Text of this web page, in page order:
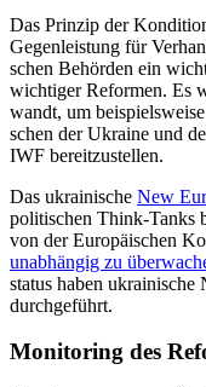
Das Prinzip der
Gegen­leis­tung für
schen Behör­den ein
wich­ti­ger Refor­men. Es
wandt, um
schen der Ukraine und
IWF bereitzustellen.
Das ukrai­ni­sche New
poli­ti­schen Think-Tanks
von der Euro­päi­schen
unab­hän­gig zu
sta­tus haben ukrai­ni­sche
durchgeführt.
Moni­to­ring des